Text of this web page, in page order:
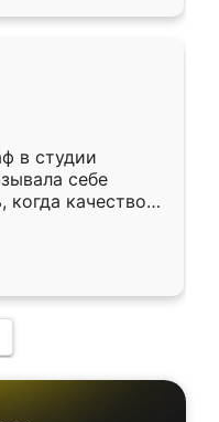
в студии
себе
когда качеством
уже почти